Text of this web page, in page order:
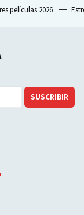
películas 2026
SUSCRIBIR